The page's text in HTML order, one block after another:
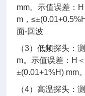
mm。示值误差：
m，
面-回波
（3）低频探头：
m。示值误差：H
±(0.01+1%H) mm
（4）高温探头：